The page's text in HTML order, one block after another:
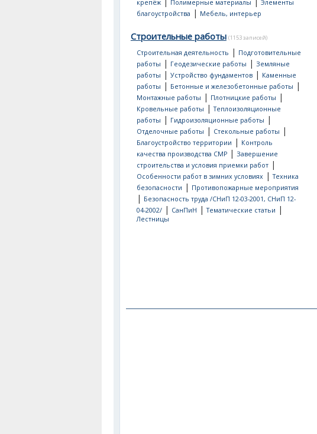
крепёж
Полимерные материалы
Элементы
благоустройства | Мебель, интерьер
Строительные работы (1153 записей)
Строительная деятельность | Подготовительные
работы | Геодезические работы | Земляные
работы | Устройство фундаментов| Каменные
работы | Бетонные и железобетонные работы |
Монтажные работы | Плотницкие работы |
Кровельные работы |Теплоизоляционные
работы | Гидроизоляционные работы |
Отделочные работы | Стекольные работы |
Благоустройство территории | Контроль
качества производства СМР| Завершение
строительства и условия приемки работ|
Особенности работ в зимних условиях|Техника
безопасности | Противопожарные мероприятия
| Безопасность труда /СНиП 12-03-2001, СНиП 12-
04-2002/| СанПиН |Тематические статьи |
Лестницы